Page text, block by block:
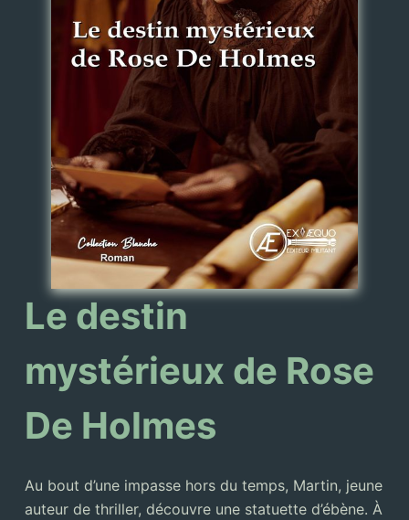
Le destin
mystérieux de Rose
De Holmes
Au bout d’une impasse hors du temps, Martin, jeune
auteur de thriller, découvre une statuette d’ébène. À